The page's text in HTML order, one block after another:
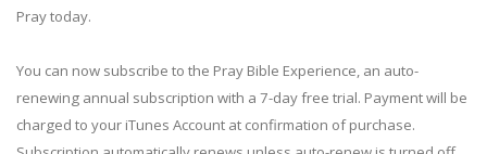
Pray today.
You can now subscribe to the Pray Bible Experience, an auto-
renewing annual subscription with a 7-day free trial. Payment will be
charged to your iTunes Account at confirmation of purchase.